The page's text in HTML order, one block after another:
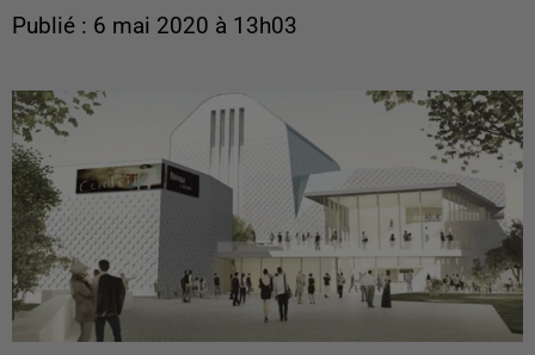
Publié : 6 mai 2020 à 13h03